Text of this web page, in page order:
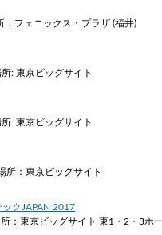
フェニックス・プラザ (福井)
: 東京ビッグサイト
: 東京ビッグサイト
：東京ビッグサイト
クJAPAN 2017
：東京ビッグサイト 東1・2・3ホ